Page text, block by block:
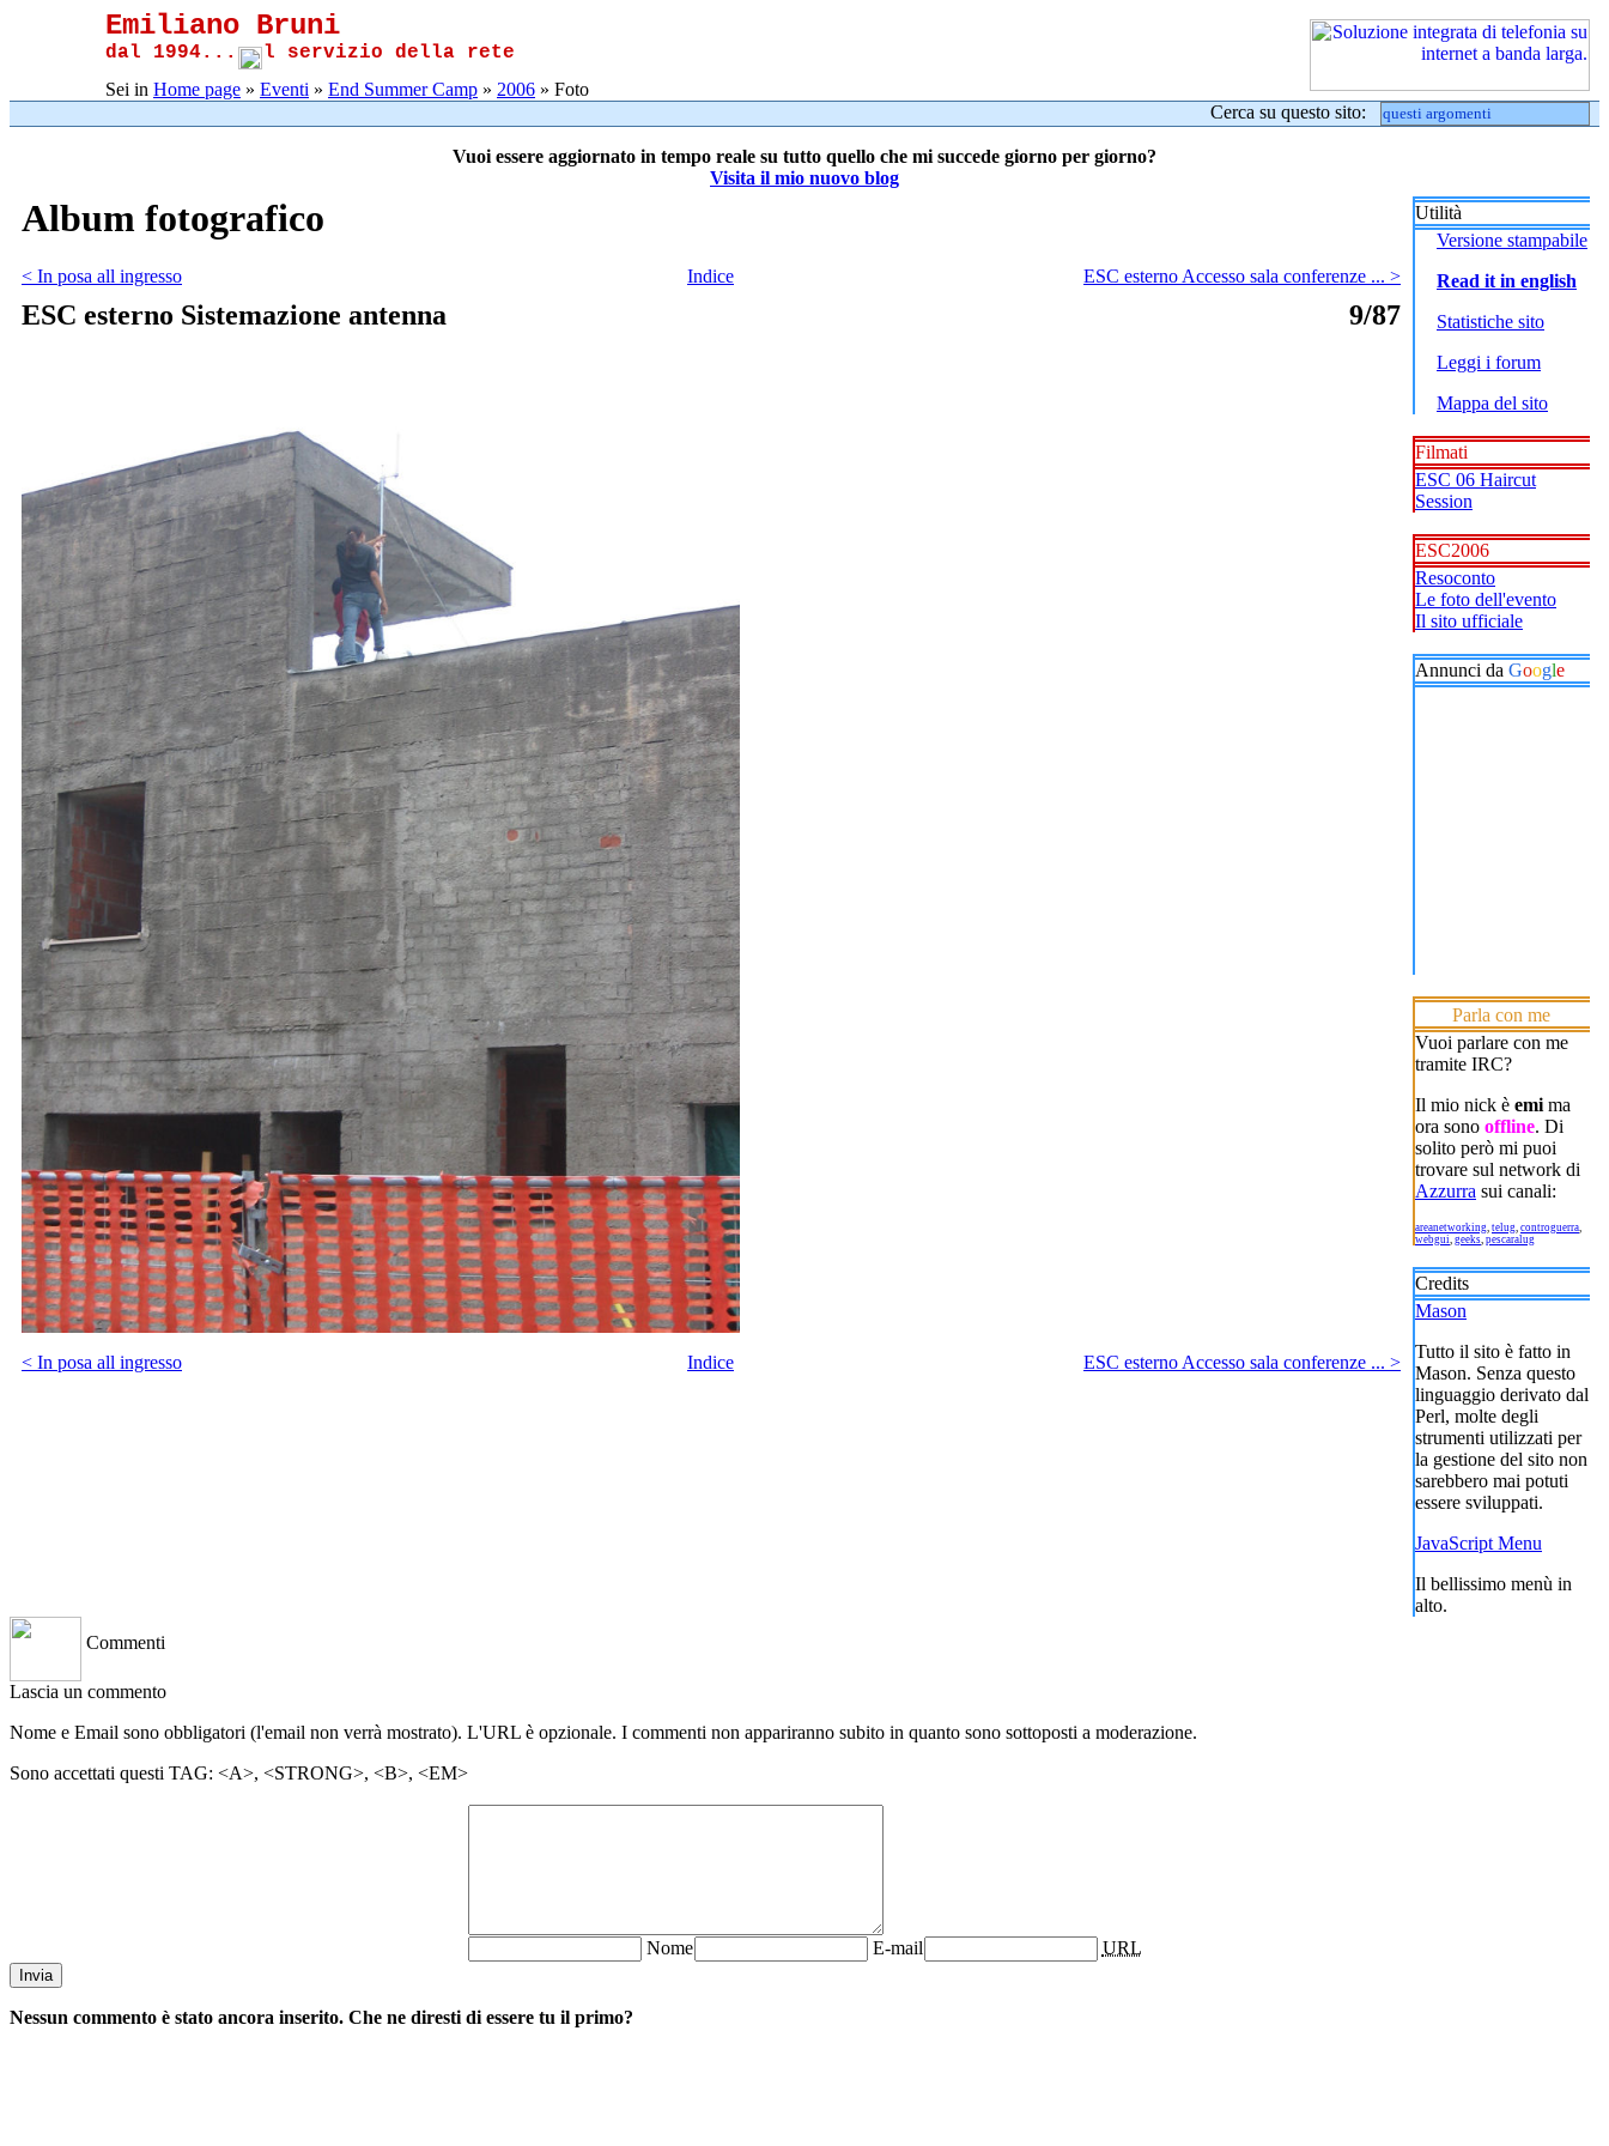
Emiliano Bruni
dal 1994... l servizio della rete
Sei in Home page » Eventi » End Summer Camp » 2006 » Foto
Cerca su questo sito:
Vuoi essere aggiornato in tempo reale su tutto quello che mi succede giorno per giorno?
Visita il mio nuovo blog
Album fotografico
< In posa all ingresso Indice ESC esterno Accesso sala conferenze ... >
ESC esterno Sistemazione antenna 9/87
< In posa all ingresso Indice ESC esterno Accesso sala conferenze ... >
Utilità
Versione stampabile
Read it in english
Statistiche sito
Leggi i forum
Mappa del sito
Filmati
ESC 06 Haircut
Session
ESC2006
Resoconto
Le foto dell'evento
Il sito ufficiale
Annunci da Google
Parla con me
Vuoi parlare con me
tramite IRC?
Il mio nick è emi ma
ora sono offline. Di
solito però mi puoi
trovare sul network di
Azzurra sui canali:
areanetworking, telug, controguerra,
webgui, geeks, pescaralug
Credits
Mason
Tutto il sito è fatto in
Mason. Senza questo
linguaggio derivato dal
Perl, molte degli
strumenti utilizzati per
la gestione del sito non
sarebbero mai potuti
essere sviluppati.
JavaScript Menu
Il bellissimo menù in
alto.
Commenti
Lascia un commento
Nome e Email sono obbligatori (l'email non verrà mostrato). L'URL è opzionale. I commenti non appariranno subito in quanto sono sottoposti a moderazione.
Sono accettati questi TAG: <A>, <STRONG>, <B>, <EM>
Nome E-mail URL
Invia
Nessun commento è stato ancora inserito. Che ne diresti di essere tu il primo?